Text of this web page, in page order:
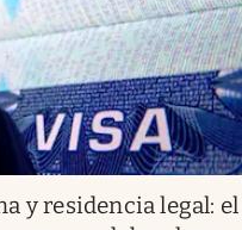
y residencia legal: el